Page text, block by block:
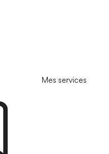
Mes services